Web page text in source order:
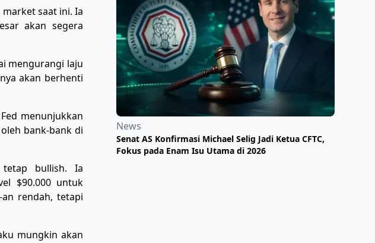
saat ini. Ia
akan segera
mengurangi laju
akan berhenti
menunjukkan
bank-bank di
tetap bullish. Ia
$90.000 untuk
rendah, tetapi
mungkin akan
News
Senat AS Konfirmasi Michael Selig Jadi Ketua CFTC,
Fokus pada Enam Isu Utama di 2026